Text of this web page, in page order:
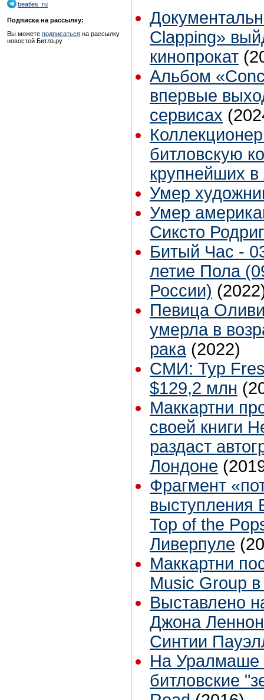
beatles_ru
Подписка на рассылку:
Вы можете подписаться на рассылку
новостей Битлз.ру
Clapping»
кинопрокат
Альбом
впервые
сервисах
битловскую
крупнейших
Умер
Умер
Сиксто
Битый Час -
летие Пола
России)
Певица
умерла в
рака (2022)
СМИ: Тур
$129,2 млн
Маккартни
своей книги
раздаст
Лондоне
Фрагмент
выступления
Top of the
Ливерпуле
Маккартни
Music Group
Выставлено
Джона
Синтии
На Уралмаше
битловские